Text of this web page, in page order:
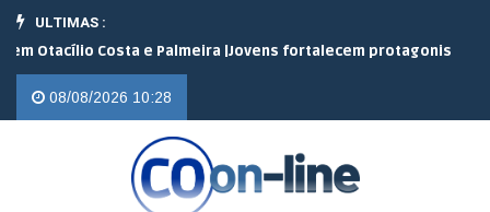
ULTIMAS :
Costa e Palmeira |Jovens fortalecem protagonismo no
08/08/2026 10:28